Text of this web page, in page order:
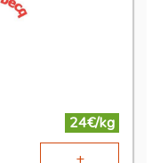
24€/kg